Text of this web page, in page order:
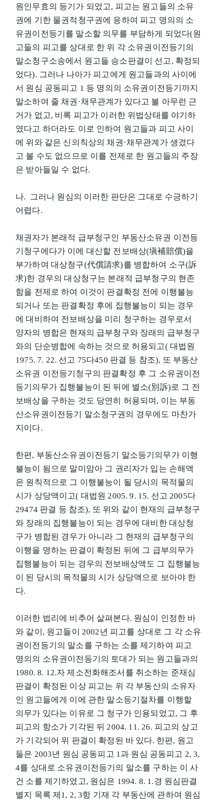
원인무효의 등기가 되었고, 피고는 원고들의 소유
권에 기한 물권적청구권에 응하여 피고 명의의 소
유권이전등기를 말소할 의무를 부담하게 되었다(원
고들의 피고를 상대로 한 위 각 소유권이전등기의
말소청구소송에서 원고들 승소판결이 선고, 확정되
었다). 그러나 나아가 피고에게 원고들과의 사이에
서 원심 공동피고 1 등 명의의 소유권이전등기까지
말소하여 줄 채권·채무관계가 있다고 볼 아무런 근
거가 없고, 비록 피고가 이러한 위법상태를 야기하
였다고 하더라도 이로 인하여 원고들과 피고 사이
에 위와 같은 신의칙상의 채권·채무관계가 생겼다
고 볼 수도 없으므로 이를 전제로 한 원고들의 주장
은 받아들일 수 없다.
나. 그러나 원심의 이러한 판단은 그대로 수긍하기
어렵다.
채권자가 본래적 급부청구인 부동산소유권 이전등
기청구에다가 이에 대신할 전보배상(塡補賠償)을
부가하여 대상청구(代償請求)를 병합하여 소구(訴
求)한 경우의 대상청구는 본래적 급부청구의 현존
함을 전제로 하여 이것이 판결확정 전에 이행불능
되거나 또는 판결확정 후에 집행불능이 되는 경우
에 대비하여 전보배상을 미리 청구하는 경우로서
양자의 병합은 현재의 급부청구와 장래의 급부청구
와의 단순병합에 속하는 것으로 허용되고( 대법원
1975. 7. 22. 선고 75다450 판결 등 참조), 또 부동산
소유권 이전등기청구의 판결확정 후 그 소유권이전
등기의무가 집행불능이 된 뒤에 별소(別訴)로 그 전
보배상을 구하는 것도 당연히 허용되며, 이는 부동
산소유권이전등기 말소청구권의 경우에도 마찬가
지이다.
한편, 부동산소유권이전등기 말소등기의무가 이행
불능이 됨으로 말미암아 그 권리자가 입는 손해액
은 원칙적으로 그 이행불능이 될 당시의 목적물의
시가 상당액이고( 대법원 2005. 9. 15. 선고 2005다
29474 판결 등 참조), 또 위와 같이 현재의 급부청구
와 장래의 집행불능이 되는 경우에 대비한 대상청
구가 병합된 경우가 아니라 그 현재의 급부청구의
이행을 명하는 판결이 확정된 뒤에 그 급부의무가
집행불능이 되는 경우의 전보배상액도 그 집행불능
이 된 당시의 목적물의 시가 상당액으로 보아야 한
다.
이러한 법리에 비추어 살펴본다. 원심이 인정한 바
와 같이, 원고들이 2002년 피고를 상대로 그 각 소유
권이전등기의 말소를 구하는 소를 제기하여 피고
명의의 소유권이전등기의 토대가 되는 원고들과의
1980. 8. 12.자 제소전화해조서를 취소하는 준재심
판결이 확정된 이상 피고는 위 각 부동산의 소유자
인 원고들에게 이에 관한 말소등기절차를 이행할
의무가 있다는 이유로 그 청구가 인용되었고, 그 후
피고의 항소가 기각된 뒤 2004. 11. 26. 피고의 상고
가 기각되어 위 판결이 확정된 바 있다. 한편, 원고
들은 2003년 원심 공동피고 1과 원심 공동피고 2, 3,
4를 상대로 소유권이전등기의 말소를 구하는 이 사
건 소를 제기하였고, 원심은 1994. 8. 1.경 원심판결
별지 목록 제1, 2, 3항 기재 각 부동산에 관하여 원심